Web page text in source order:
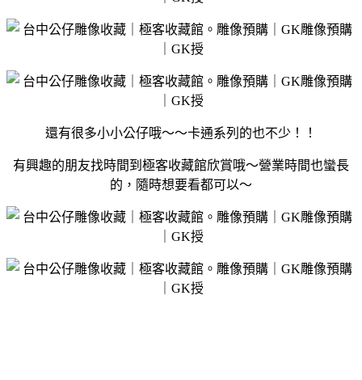
還有很多小小公仔哦～～卡通系列的也不少！！
有興趣的朋友找時間到極客收藏館欣賞哦～營業時間也蠻長
的，隨時想要看都可以～